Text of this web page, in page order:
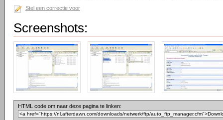
Stel een correctie voor
Screenshots:
HTML code om naar deze pagina te linken: